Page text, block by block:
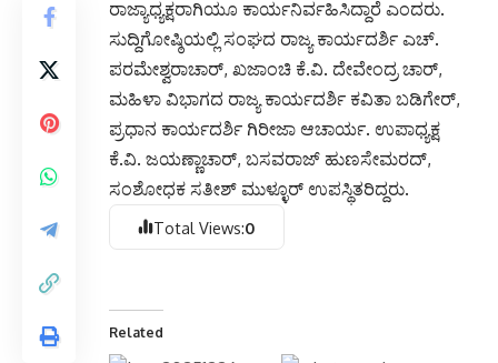
ರಾಜ್ಯಾಧ್ಯಕ್ಷರಾಗಿಯೂ ಕಾರ್ಯನಿರ್ವಹಿಸಿದ್ದಾರೆ ಎಂದರು.
ಸುದ್ದಿಗೋಷ್ಠಿಯಲ್ಲಿ ಸಂಘದ ರಾಜ್ಯ ಕಾರ್ಯದರ್ಶಿ ಎಚ್.
ಪರಮೇಶ್ವರಾಚಾರ್, ಖಜಾಂಚಿ ಕೆ.ವಿ. ದೇವೇಂದ್ರ ಚಾರ್,
ಮಹಿಳಾ ವಿಭಾಗದ ರಾಜ್ಯ ಕಾರ್ಯದರ್ಶಿ ಕವಿತಾ ಬಡಿಗೇರ್,
ಪ್ರಧಾನ ಕಾರ್ಯದರ್ಶಿ ಗಿರೀಜಾ ಆಚಾರ್ಯ. ಉಪಾಧ್ಯಕ್ಷ
ಕೆ.ವಿ. ಜಯಣ್ಣಾಚಾರ್, ಬಸವರಾಜ್ ಹುಣಸೇಮರದ್,
ಸಂಶೋಧಕ ಸತೀಶ್ ಮುಳ್ಳೂರ್ ಉಪಸ್ಥಿತರಿದ್ದರು.
Total Views:0
Related